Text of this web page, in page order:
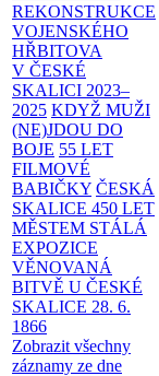
REKONSTRUKCE
VOJENSKÉHO
HŘBITOVA
V ČESKÉ
SKALICI 2023–
2025 KDYŽ MUŽI
(NE)JDOU DO
BOJE 55 LET
FILMOVÉ
BABIČKY ČESKÁ
SKALICE 450 LET
MĚSTEM STÁLÁ
EXPOZICE
VĚNOVANÁ
BITVĚ U ČESKÉ
SKALICE 28. 6.
1866
Zobrazit všechny
záznamy ze dne